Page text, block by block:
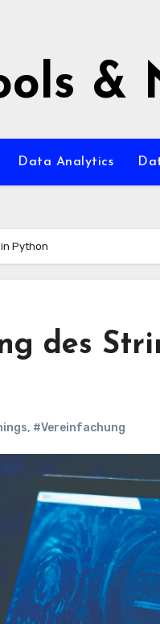
&
Data Analytics
Python
des
, #Vereinfachung